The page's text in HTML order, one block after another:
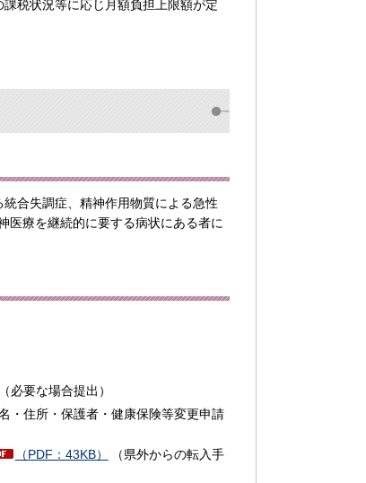
税状況等に応じ月額負担上限額が定
合失調症、精神作用物質による急性
医療を継続的に要する病状にある者に
（必要な場合提出）
名・住所・保護者・健康保険等変更申請
（PDF：43KB）
（県外からの転入手